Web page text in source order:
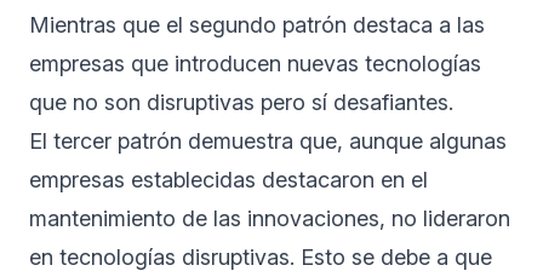
Mientras que el segundo patrón destaca a las
empresas que introducen nuevas tecnologías
que no son disruptivas pero sí desafiantes.
El tercer patrón demuestra que, aunque algunas
empresas establecidas destacaron en el
mantenimiento de las innovaciones, no lideraron
en tecnologías disruptivas. Esto se debe a que